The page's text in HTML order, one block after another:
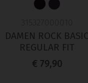
DAMEN ROCK BASIC
REGULAR FIT
€ 79,90